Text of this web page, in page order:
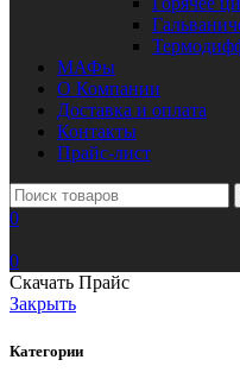
МАФы
О Компании
Доставка и оплата
Контакты
Прайс-лист
0
0
Скачать Прайс
Закрыть
Категории